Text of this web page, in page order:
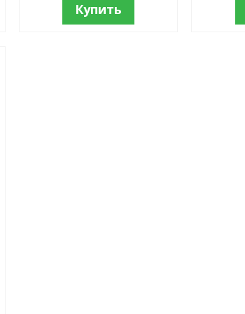
Купить